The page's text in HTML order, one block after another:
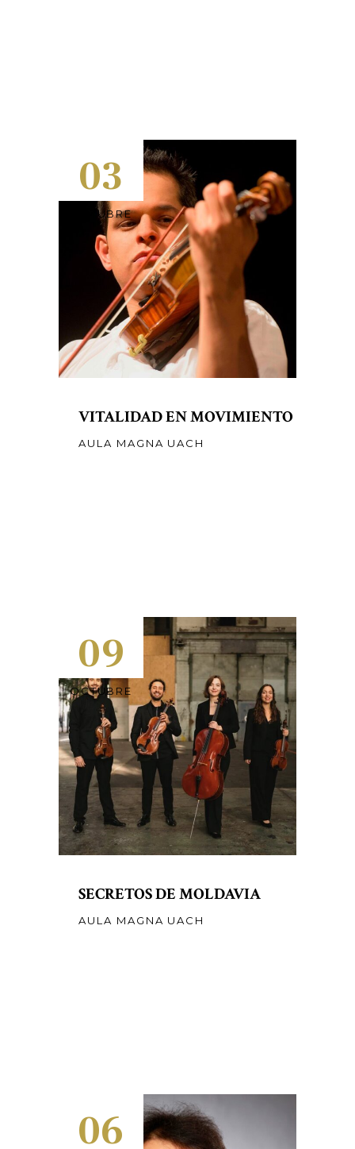
03
OCTUBRE
VITALIDAD EN MOVIMIENTO
AULA MAGNA UACH
09
OCTUBRE
SECRETOS DE MOLDAVIA
AULA MAGNA UACH
06